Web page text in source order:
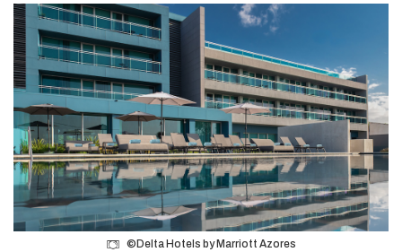
©Delta Hotels by Marriott Azores